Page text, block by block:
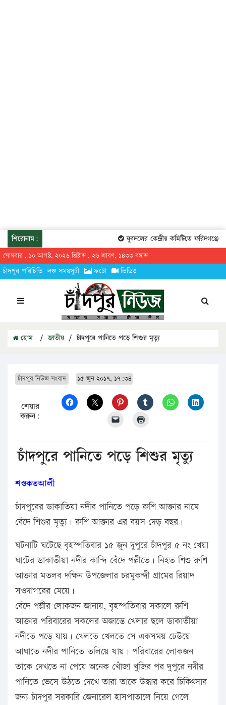
শিরোনাম: যুবদলের কেন্দ্রীয় কমিটিতে ফরিদগঞ্জের
সোমবার , ১০ আগস্ট, ২০২৬ খ্রিষ্টাব্দ , ২৬ শ্রাবণ, ১৪৩৩ বঙ্গাব্দ
চাঁদপুর পরিচিতি লঞ্চ সময়সূচী ফটো ভিডিও
হোম / জাতীয় / চাঁদপুরে পানিতে পড়ে শিশুর মৃত্যু
চাঁদপুর নিউজ সংবাদ ১৫ জুন ২০১৭, ১৭:৩৪
শেয়ার
করুন:
চাঁদপুরে পানিতে পড়ে শিশুর মৃত্যু
শওকতআলী
চাঁদপুরের ডাকাতিয়া নদীর পানিতে পড়ে রুশি আক্তার নামে
বেঁদে শিশুর মৃত্যু। রুশি আক্তার এর বয়স দেড় বছর।
ঘটনাটি ঘটেছে বৃহস্পতিবার ১৫ জুন দুপুরে চাঁদপুর ৫ নং খেয়া
ঘাটের ডাকাতীয়া নদীর কান্দি বেঁদে পল্লীতে। নিহত শিশু রুশি
আক্তার মতলব দক্ষিন উপজেলার চরমুকন্দী গ্রামের রিয়াদ
সওদাগরের মেয়ে।
বেঁদে পল্লীর লোকজন জানায়, বৃহস্পতিবার সকালে রুশি
আক্তার পরিবারের সকলের অজান্তে খেলার ছলে ডাকাতীয়া
নদীতে পড়ে যায়। খেলতে খেলতে সে একসময় ঢেউয়ে
আঘাতে নদীর পানিতে তলিয়ে যায়। পরিবারের লোকজন
তাকে দেখতে না পেয়ে অনেক খোঁজা খুজির পর দুপুরে নদীর
পানিতে ভেসে উঠতে দেখে তারা তাকে উদ্ধার করে চিকিৎসার
জন্য চাঁদপুর সরকারি জেনারেল হাসপাতালে নিয়ে গেলে